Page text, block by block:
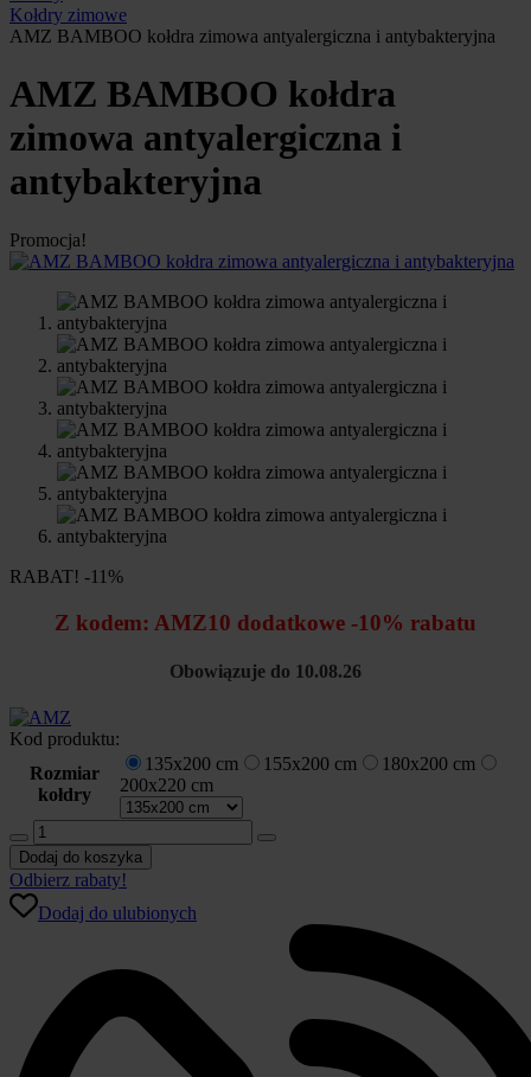
Kołdry zimowe
AMZ BAMBOO kołdra zimowa antyalergiczna i antybakteryjna
AMZ BAMBOO kołdra
zimowa antyalergiczna i
antybakteryjna
Promocja!
RABAT! -11%
Z kodem: AMZ10 dodatkowe -10% rabatu
Obowiązuje do 10.08.26
Kod produktu:
Rozmiar
kołdry
135x200 cm 155x200 cm
180x200 cm
200x220 cm
ilość
AMZ
BAMBOO
kołdra
zimowa
antybakteryjna
Dodaj do koszyka
Odbierz rabaty!
Dodaj do ulubionych